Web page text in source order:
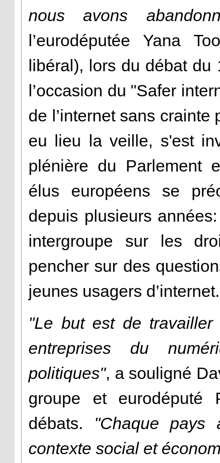
nous avons
l’eurodéputée Yana
libéral), lors du débat du
l’occasion du "Safer
de l’internet sans
eu lieu la veille, s'est
plénière du Parlement
élus européens se
depuis plusieurs
intergroupe sur les
pencher sur des
jeunes usagers d’internet.
"Le but est de
entreprises du
politiques", a souligné
groupe et eurodéputé
débats. "Chaque pays
contexte social et